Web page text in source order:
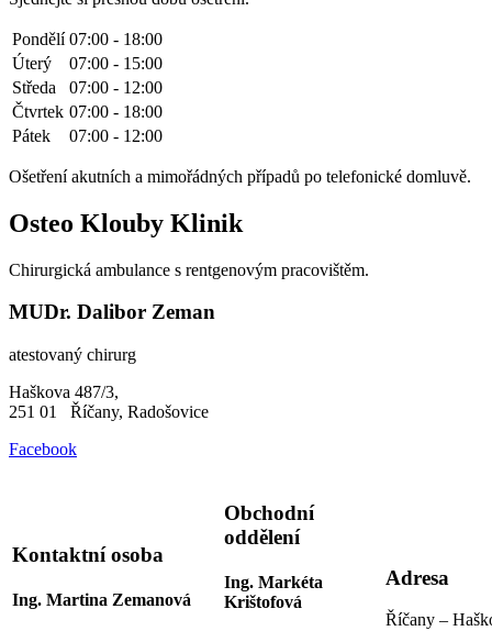
Pondělí 07:00 - 18:00
Úterý
07:00 - 15:00
Středa
07:00 - 12:00
Čtvrtek 07:00 - 18:00
Pátek
07:00 - 12:00
Ošetření akutních a mimořádných případů po telefonické domluvě.
Osteo Klouby Klinik
Chirurgická ambulance s rentgenovým pracovištěm.
MUDr. Dalibor Zeman
atestovaný chirurg
Haškova 487/3,
251 01 Říčany, Radošovice
Facebook
Kontaktní osoba
Ing. Martina Zemanová
Obchodní
oddělení
Ing. Markéta
Krištofová
Adresa
Říčany –